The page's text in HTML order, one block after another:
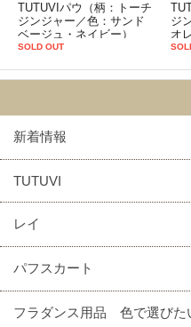
TUTUVIパウ（柄：トーチ
ジンジャー／色：サンド
ベージュ・ネイビー）
SOLD OUT
ジ
オ
ー
新着情報
TUTUVI
レイ
パフスカート
フラダンス用品 色で選びた